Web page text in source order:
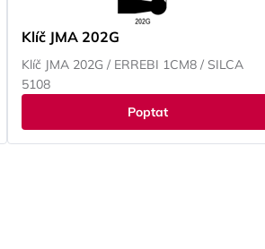
Klíč JMA 202G
Klíč JMA 202G / ERREBI 1CM8 / SILCA
5108
Poptat